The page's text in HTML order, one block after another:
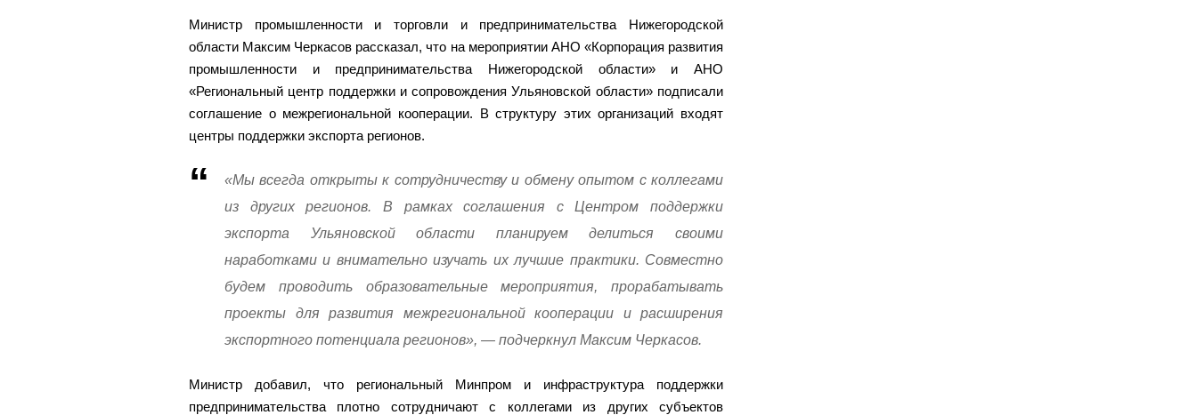
Министр промышленности и торговли и предпринимательства Нижегородской
области Максим Черкасов рассказал, что на мероприятии АНО «Корпорация развития
промышленности и предпринимательства Нижегородской области» и АНО
«Региональный центр поддержки и сопровождения Ульяновской области» подписали
соглашение о межрегиональной кооперации. В структуру этих организаций входят
центры поддержки экспорта регионов.
«Мы всегда открыты к сотрудничеству и обмену опытом с коллегами
из других регионов. В рамках соглашения с Центром поддержки
экспорта Ульяновской области планируем делиться своими
наработками и внимательно изучать их лучшие практики. Совместно
будем проводить образовательные мероприятия, прорабатывать
проекты для развития межрегиональной кооперации и расширения
экспортного потенциала регионов», — подчеркнул Максим Черкасов.
Министр добавил, что региональный Минпром и инфраструктура поддержки
предпринимательства плотно сотрудничают с коллегами из других субъектов